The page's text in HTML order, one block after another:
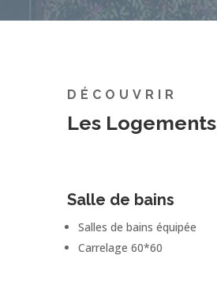
DÉCOUVRIR
Les Logements
Salle de bains
Salles de bains équipée
Carrelage 60*60